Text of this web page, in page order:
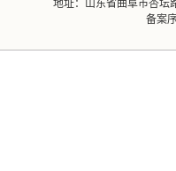
地址：山东省曲阜市杏坛
备案